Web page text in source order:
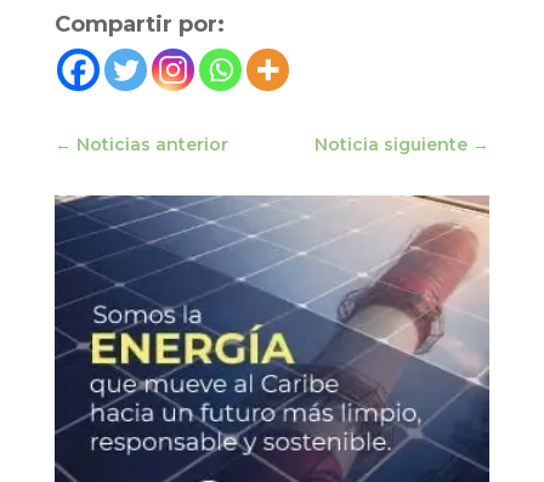
Compartir por:
← Noticias anterior Noticia siguiente →